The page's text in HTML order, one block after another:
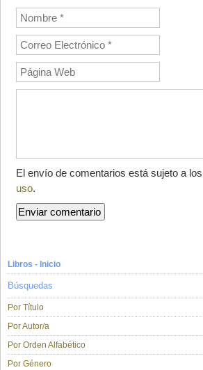
El envío de comentarios está sujeto a
uso.
Libros - Inicio
Búsquedas
Por Título
Por Autor/a
Por Orden Alfabético
Por Género